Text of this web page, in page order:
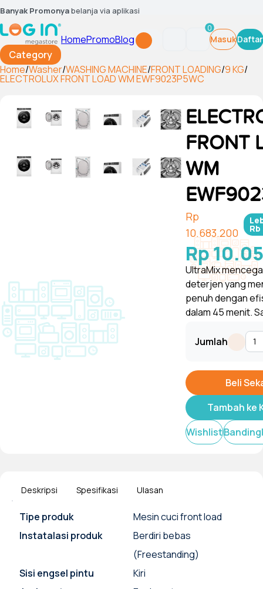
Banyak Promonyabelanja via aplikasi
Category
HomePromoBlog
0
MasukDaftar
Home/Washer/WASHING MACHINE/FRONT LOADING/9 KG/
ELECTROLUX FRONT LOAD WM EWF9023P5WC
FRONT
WM
Rp
10.683.200
Rb
Rp
UltraMix
deterjen yang
penuh dengan
dalam 45 menit.
dan virus umum
merawat bahan
pencucian yang
menyesuaikan
kebutuhan.
lebih efisien,
Jumlah
Beli
Tambah ke
Wishlist
Deskripsi Spesifikasi Ulasan
Tipe produk
Mesin cuci front load
Instatalasi produk
Berdiri bebas
(Freestanding)
Sisi engsel pintu
Kiri